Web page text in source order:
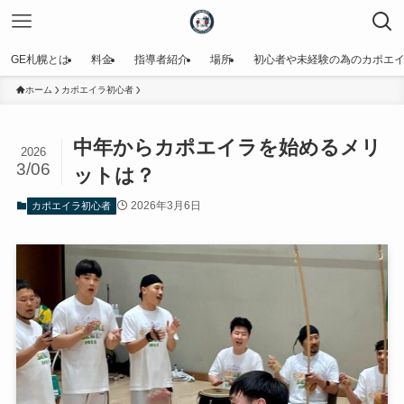
GE札幌とは 料金 指導者紹介 場所 初心者や未経験の為のカポエ
ホーム カポエイラ初心者
中年からカポエイラを始めるメリ
ットは？
2026
3/06
カポエイラ初心者 2026年3月6日